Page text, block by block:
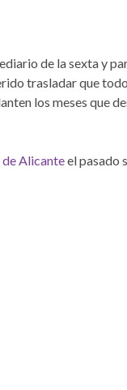
de la sexta y
trasladar que
los meses que
Alicanteel pasado